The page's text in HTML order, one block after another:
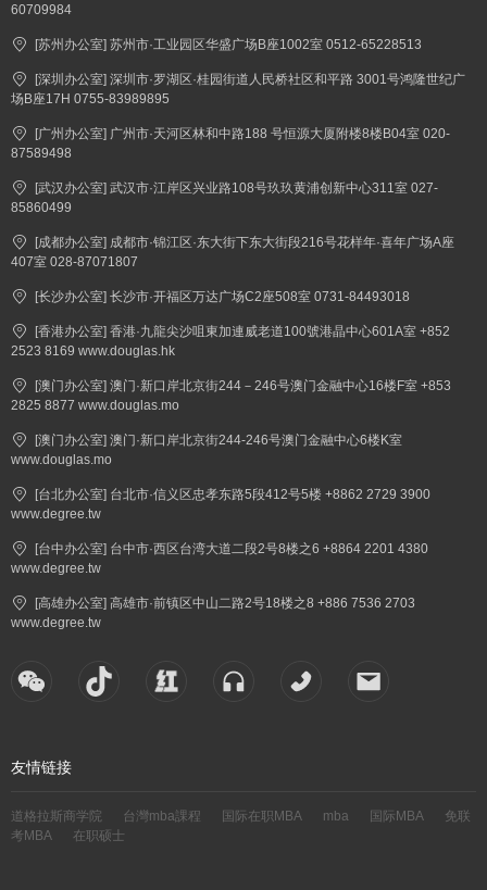
60709984
[苏州办公室] 苏州市·工业园区华盛广场B座1002室 0512-65228513
[深圳办公室] 深圳市·罗湖区·桂园街道人民桥社区和平路 3001号鸿隆世纪广
场B座17H 0755-83989895
[广州办公室] 广州市·天河区林和中路188 号恒源大厦附楼8楼B04室 020-
87589498
[武汉办公室] 武汉市·江岸区兴业路108号玖玖黄浦创新中心311室 027-
85860499
[成都办公室] 成都市·锦江区·东大街下东大街段216号花样年·喜年广场A座
407室 028-87071807
[长沙办公室] 长沙市·开福区万达广场C2座508室 0731-84493018
[香港办公室] 香港·九龍尖沙咀東加連威老道100號港晶中心601A室 +852
2523 8169 www.douglas.hk
[澳门办公室] 澳门·新口岸北京街244－246号澳门金融中心16楼F室 +853
2825 8877 www.douglas.mo
[澳门办公室] 澳门·新口岸北京街244-246号澳门金融中心6楼K室
www.douglas.mo
[台北办公室] 台北市·信义区忠孝东路5段412号5楼 +8862 2729 3900
www.degree.tw
[台中办公室] 台中市·西区台湾大道二段2号8楼之6 +8864 2201 4380
www.degree.tw
[高雄办公室] 高雄市·前镇区中山二路2号18楼之8 +886 7536 2703
www.degree.tw
友情链接
道格拉斯商学院 台灣mba課程 国际在职MBA mba 国际MBA
免联
考MBA
在职硕士